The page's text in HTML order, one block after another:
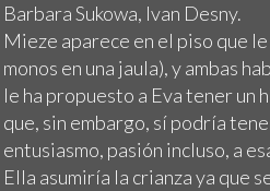
Barbara Sukowa, Ivan Desny.
Mieze aparece en el piso que
monos en una jaula), y ambas
le ha propuesto a Eva tener un
que, sin embargo, sí podría
entusiasmo, pasión incluso, a
Ella asumiría la crianza ya que